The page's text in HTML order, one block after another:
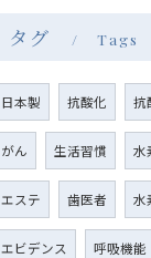
タグ Tags
日本製 抗酸化 抗
がん 生活習慣 水
エステ 歯医者 水
エビデンス 呼吸機能